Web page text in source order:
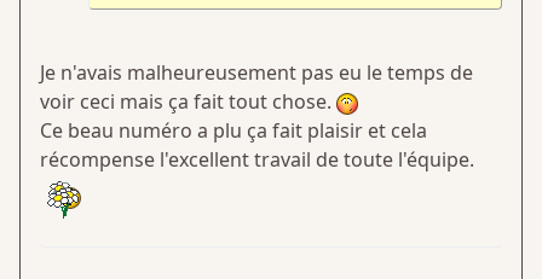
Je n'avais malheureusement pas eu le temps de
voir ceci mais ça fait tout chose.
Ce beau numéro a plu ça fait plaisir et cela
récompense l'excellent travail de toute l'équipe.